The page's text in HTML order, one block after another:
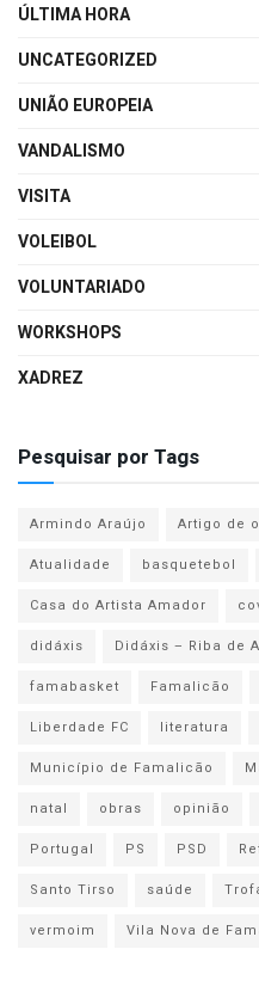
ÚLTIMA HORA
UNCATEGORIZED
UNIÃO EUROPEIA
VANDALISMO
VISITA
VOLEIBOL
VOLUNTARIADO
WORKSHOPS
XADREZ
Pesquisar por Tags
Armindo Araújo Artigo de
Atualidade
basquetebol
Casa do Artista Amador
didáxis
Didáxis – Riba de
famabasket
Famalicão
Liberdade FC
literatura
Município de Famalicão
natal
obras opinião
Portugal
PS PSD
Santo Tirso
saúde
vermoim
Vila Nova de